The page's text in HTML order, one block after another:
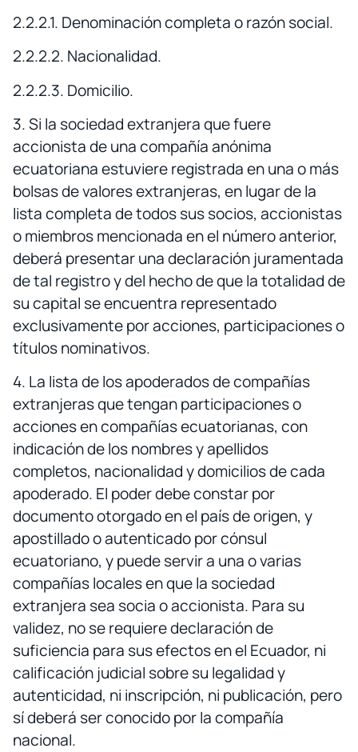
2.2.2.1. Denominación completa o razón social.
2.2.2.2. Nacionalidad.
2.2.2.3. Domicilio.
3. Si la sociedad extranjera que fuere
accionista de una compañía anónima
ecuatoriana estuviere registrada en una o más
bolsas de valores extranjeras, en lugar de la
lista completa de todos sus socios, accionistas
o miembros mencionada en el número anterior,
deberá presentar una declaración juramentada
de tal registro y del hecho de que la totalidad de
su capital se encuentra representado
exclusivamente por acciones, participaciones o
títulos nominativos.
4. La lista de los apoderados de compañías
extranjeras que tengan participaciones o
acciones en compañías ecuatorianas, con
indicación de los nombres y apellidos
completos, nacionalidad y domicilios de cada
apoderado. El poder debe constar por
documento otorgado en el país de origen, y
apostillado o autenticado por cónsul
ecuatoriano, y puede servir a una o varias
compañías locales en que la sociedad
extranjera sea socia o accionista. Para su
validez, no se requiere declaración de
suficiencia para sus efectos en el Ecuador, ni
calificación judicial sobre su legalidad y
autenticidad, ni inscripción, ni publicación, pero
sí deberá ser conocido por la compañía
nacional.